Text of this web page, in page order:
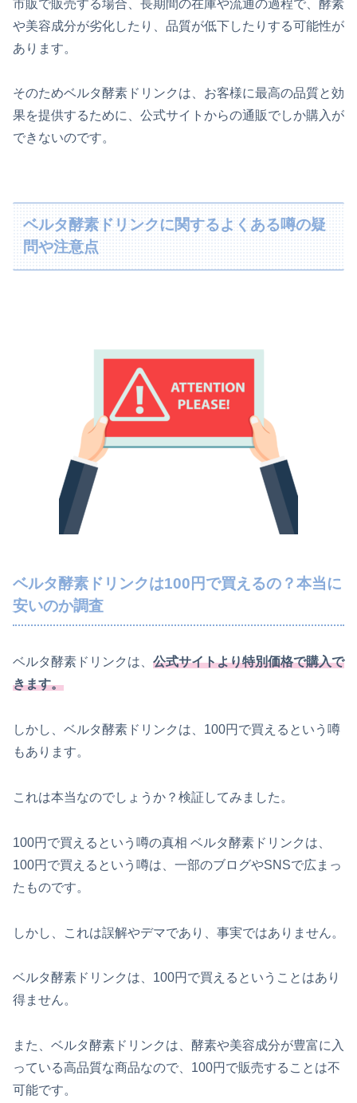
市販で販売する場合、長期間の在庫や流通の過程で、酵素
や美容成分が劣化したり、品質が低下したりする可能性が
あります。
そのためベルタ酵素ドリンクは、お客様に最高の品質と効
果を提供するために、公式サイトからの通販でしか購入が
できないのです。
ベルタ酵素ドリンクに関するよくある噂の疑
問や注意点
ベルタ酵素ドリンクは100円で買えるの？本当に
安いのか調査
ベルタ酵素ドリンクは、 公式サイトより特別価格で購入で
きます。
しかし、ベルタ酵素ドリンクは、100円で買えるという噂
もあります。
これは本当なのでしょうか？検証してみました。
100円で買えるという噂の真相 ベルタ酵素ドリンクは、
100円で買えるという噂は、一部のブログやSNSで広まっ
たものです。
しかし、これは誤解やデマであり、事実ではありません。
ベルタ酵素ドリンクは、100円で買えるということはあり
得ません。
また、ベルタ酵素ドリンクは、酵素や美容成分が豊富に入
っている高品質な商品なので、100円で販売することは不
可能です。